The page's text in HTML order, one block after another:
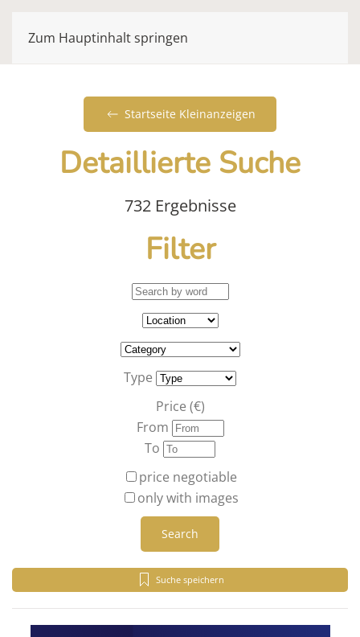
Zum Hauptinhalt springen
Startseite Kleinanzeigen
Detaillierte Suche
732 Ergebnisse
Filter
Type
Price (€)
From
To
price negotiable
only with images
Search
Suche speichern